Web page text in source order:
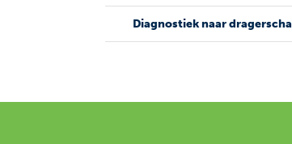
Diagnostiek naar